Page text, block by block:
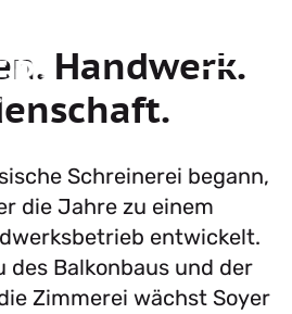
Handwerk.
Schreinerei begann,
die Jahre zu einem
entwickelt.
des Balkonbaus und der
Zimmerei wächst Soyer